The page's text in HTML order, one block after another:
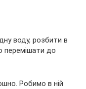
воду, розбити в
перемішати до
Робимо в ній